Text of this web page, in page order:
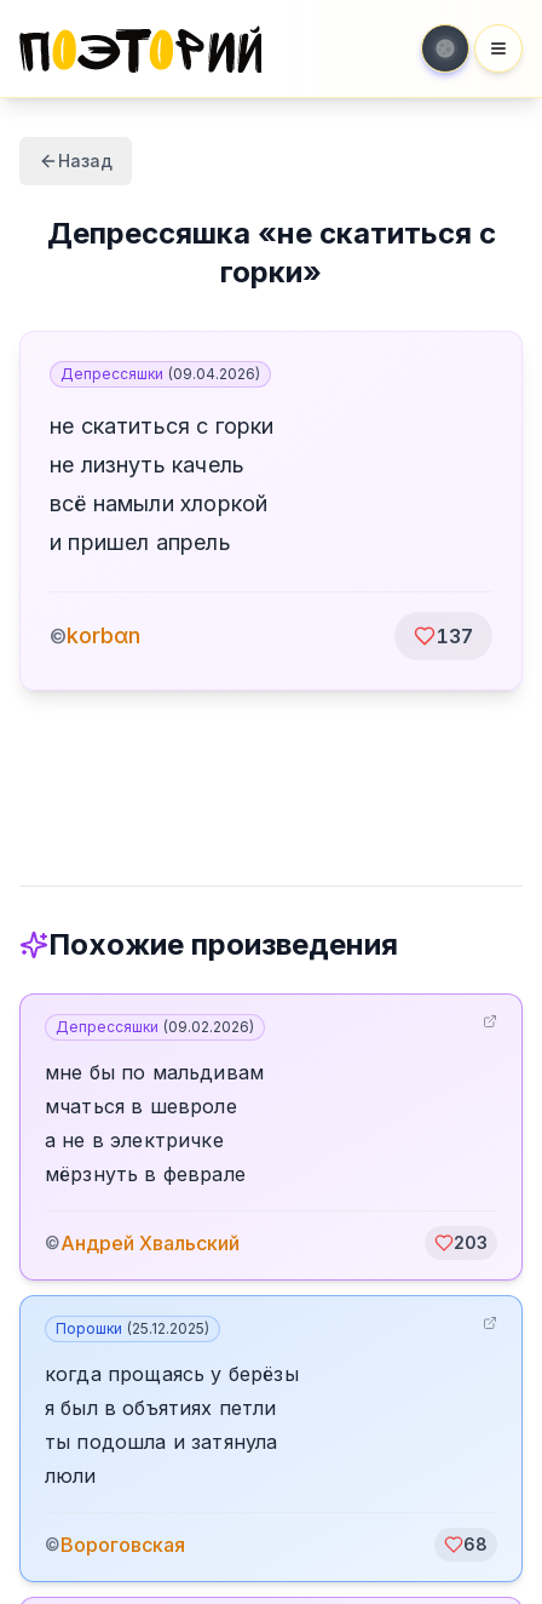
Назад
Депрессяшка «не скатиться с
горки»
Депрессяшки (09.04.2026)
не скатиться с горки
не лизнуть качель
всё намыли хлоркой
и пришел апрель
©korbαn 137
Похожие произведения
Депрессяшки (09.02.2026)
мне бы по мальдивам
мчаться в шевроле
а не в электричке
мёрзнуть в феврале
©Андрей Хвальский 203
Порошки (25.12.2025)
когда прощаясь у берёзы
я был в объятиях петли
ты подошла и затянула
люли
©Вороговская 68